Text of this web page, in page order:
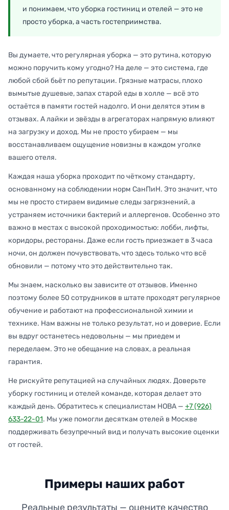
и понимаем, что уборка гостиниц и отелей — это не
просто уборка, а часть гостеприимства.
Вы думаете, что регулярная уборка — это рутина, которую
можно поручить кому угодно? На деле — это система, где
любой сбой бьёт по репутации. Грязные матрасы, плохо
вымытые душевые, запах старой еды в холле — всё это
остаётся в памяти гостей надолго. И они делятся этим в
отзывах. А лайки и звёзды в агрегаторах напрямую влияют
на загрузку и доход. Мы не просто убираем — мы
восстанавливаем ощущение новизны в каждом уголке
вашего отеля.
Каждая наша уборка проходит по чёткому стандарту,
основанному на соблюдении норм СанПиН. Это значит, что
мы не просто стираем видимые следы загрязнений, а
устраняем источники бактерий и аллергенов. Особенно это
важно в местах с высокой проходимостью: лобби, лифты,
коридоры, рестораны. Даже если гость приезжает в 3 часа
ночи, он должен почувствовать, что здесь только что всё
обновили — потому что это действительно так.
Мы знаем, насколько вы зависите от отзывов. Именно
поэтому более 50 сотрудников в штате проходят регулярное
обучение и работают на профессиональной химии и
технике. Нам важны не только результат, но и доверие. Если
вы вдруг останетесь недовольны — мы приедем и
переделаем. Это не обещание на словах, а реальная
гарантия.
Не рискуйте репутацией на случайных людях. Доверьте
уборку гостиниц и отелей команде, которая делает это
каждый день. Обратитесь к специалистам НОВА — +7 (926)
633-22-01. Мы уже помогли десяткам отелей в Москве
поддерживать безупречный вид и получать высокие оценки
от гостей.
Примеры наших работ
Реальные результаты — оцените качество